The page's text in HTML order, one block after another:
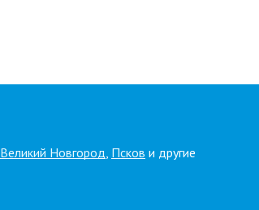
Великий Новгород, Псков и другие